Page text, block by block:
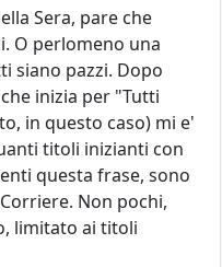
Sera, pare che
O perlomeno una
siano pazzi. Dopo
inizia per "Tutti
in questo caso) mi e'
titoli inizianti con
questa frase, sono
Non pochi,
limitato ai titoli